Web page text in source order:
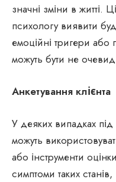
значні зміни в житті.
психологу виявити
емоційні тригери або
можуть бути не
Анкетування клієнта
У деяких випадках
можуть
або інструменти
симптоми таких